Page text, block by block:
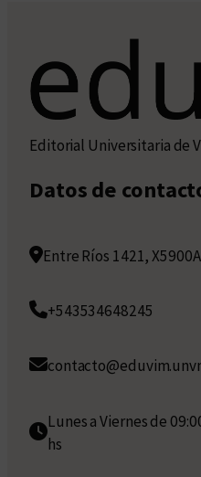
Editorial Universitaria de
Datos de
Entre Ríos 1421,
+543534648245
Lunes a Viernes de
hs